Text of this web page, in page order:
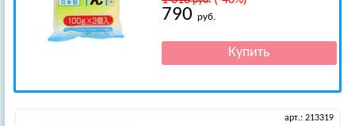
790 руб.
арт.: 213319